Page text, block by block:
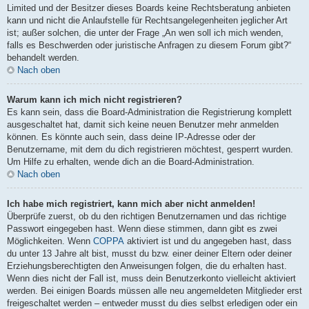
Limited und der Besitzer dieses Boards keine Rechtsberatung anbieten
kann und nicht die Anlaufstelle für Rechtsangelegenheiten jeglicher Art
ist; außer solchen, die unter der Frage „An wen soll ich mich wenden,
falls es Beschwerden oder juristische Anfragen zu diesem Forum gibt?“
behandelt werden.
Nach oben
Warum kann ich mich nicht registrieren?
Es kann sein, dass die Board-Administration die Registrierung komplett
ausgeschaltet hat, damit sich keine neuen Benutzer mehr anmelden
können. Es könnte auch sein, dass deine IP-Adresse oder der
Benutzername, mit dem du dich registrieren möchtest, gesperrt wurden.
Um Hilfe zu erhalten, wende dich an die Board-Administration.
Nach oben
Ich habe mich registriert, kann mich aber nicht anmelden!
Überprüfe zuerst, ob du den richtigen Benutzernamen und das richtige
Passwort eingegeben hast. Wenn diese stimmen, dann gibt es zwei
Möglichkeiten. Wenn COPPA aktiviert ist und du angegeben hast, dass
du unter 13 Jahre alt bist, musst du bzw. einer deiner Eltern oder deiner
Erziehungsberechtigten den Anweisungen folgen, die du erhalten hast.
Wenn dies nicht der Fall ist, muss dein Benutzerkonto vielleicht aktiviert
werden. Bei einigen Boards müssen alle neu angemeldeten Mitglieder erst
freigeschaltet werden – entweder musst du dies selbst erledigen oder ein